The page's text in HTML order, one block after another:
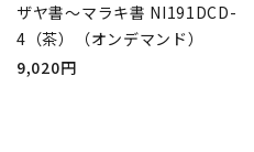
ザヤ書～マラキ書 NI191DCD-
4（茶）（オンデマンド）
9,020円